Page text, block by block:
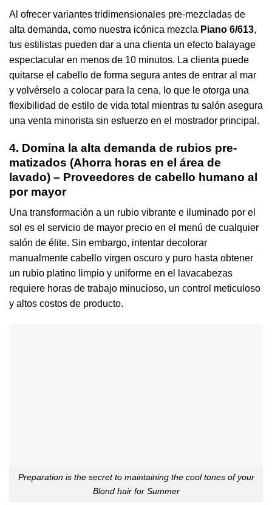
Al ofrecer variantes tridimensionales pre-mezcladas de
alta demanda, como nuestra icónica mezcla Piano 6/613,
tus estilistas pueden dar a una clienta un efecto balayage
espectacular en menos de 10 minutos. La clienta puede
quitarse el cabello de forma segura antes de entrar al mar
y volvérselo a colocar para la cena, lo que le otorga una
flexibilidad de estilo de vida total mientras tu salón asegura
una venta minorista sin esfuerzo en el mostrador principal.
4. Domina la alta demanda de rubios pre-
matizados (Ahorra horas en el área de
lavado) – Proveedores de cabello humano al
por mayor
Una transformación a un rubio vibrante e iluminado por el
sol es el servicio de mayor precio en el menú de cualquier
salón de élite. Sin embargo, intentar decolorar
manualmente cabello virgen oscuro y puro hasta obtener
un rubio platino limpio y uniforme en el lavacabezas
requiere horas de trabajo minucioso, un control meticuloso
y altos costos de producto.
Preparation is the secret to maintaining the cool tones of your
Blond hair for Summer